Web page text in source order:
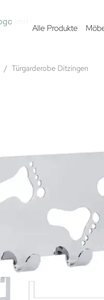
Alle Produkte
/ Türgarderobe Ditzingen